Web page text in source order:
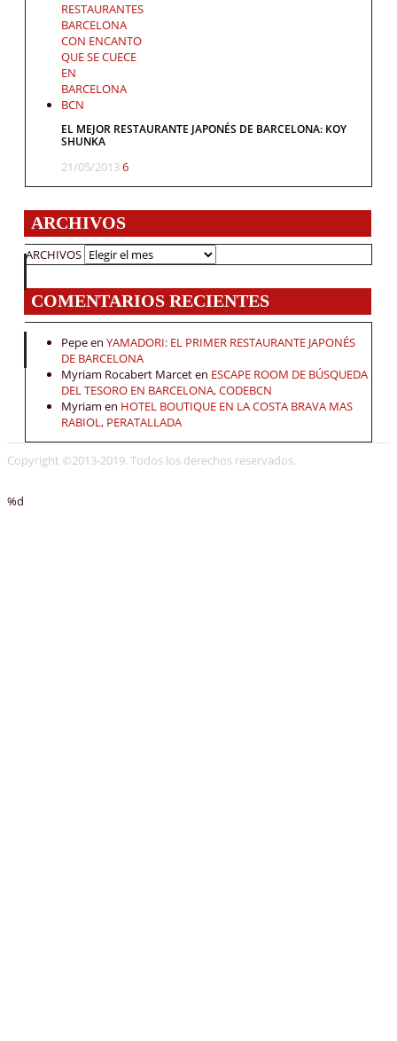
EL MEJOR RESTAURANTE JAPONÉS DE BARCELONA: KOY
SHUNKA
21/05/20136
ARCHIVOS
ARCHIVOS
COMENTARIOS RECIENTES
Pepeen YAMADORI: EL PRIMER RESTAURANTE JAPONÉS
DE BARCELONA
Myriam Rocabert Marceten ESCAPE ROOM DE BÚSQUEDA
DEL TESORO EN BARCELONA, CODEBCN
Myriam en HOTEL BOUTIQUE EN LA COSTA BRAVA MAS
RABIOL, PERATALLADA
Copyright ©2013-2019. Todos los derechos reservados.
%d